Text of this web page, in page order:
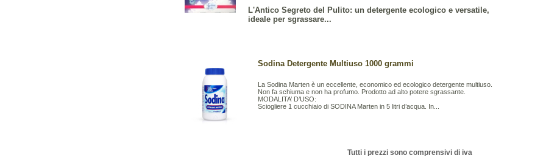
L'Antico Segreto del Pulito: un detergente ecologico e versatile,
ideale per sgrassare...
Sodina Detergente Multiuso 1000 grammi
La Sodina Marten è un eccellente, economico ed ecologico detergente multiuso.
Non fa schiuma e non ha profumo. Prodotto ad alto potere sgrassante.
MODALITA’ D’USO:
Sciogliere 1 cucchiaio di SODINA Marten in 5 litri d’acqua. In...
Tutti i prezzi sono comprensivi di iva